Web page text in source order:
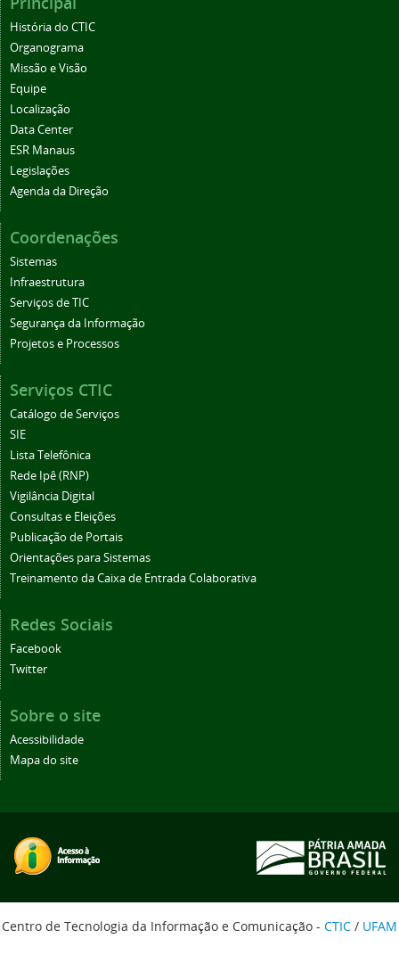
História do CTIC
Organograma
Missão e Visão
Equipe
Localização
Data Center
ESR Manaus
Legislações
Agenda da Direção
Coordenações
Sistemas
Infraestrutura
Serviços de TIC
Segurança da Informação
Projetos e Processos
Serviços CTIC
Catálogo de Serviços
SIE
Lista Telefônica
Rede Ipê (RNP)
Vigilância Digital
Consultas e Eleições
Publicação de Portais
Orientações para Sistemas
Treinamento da Caixa de Entrada Colaborativa
Redes Sociais
Facebook
Twitter
Sobre o site
Acessibilidade
Mapa do site
Centro de Tecnologia da Informação e Comunicação - CTIC / UFAM